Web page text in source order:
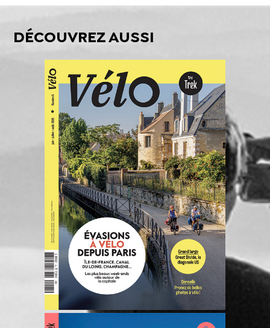
DÉCOUVREZ AUSSI